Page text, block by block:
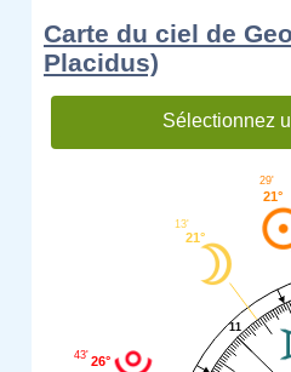
Carte du ciel de
Placidus)
Sélectionnez
11
21°
29'
21°
13'
26°
43'